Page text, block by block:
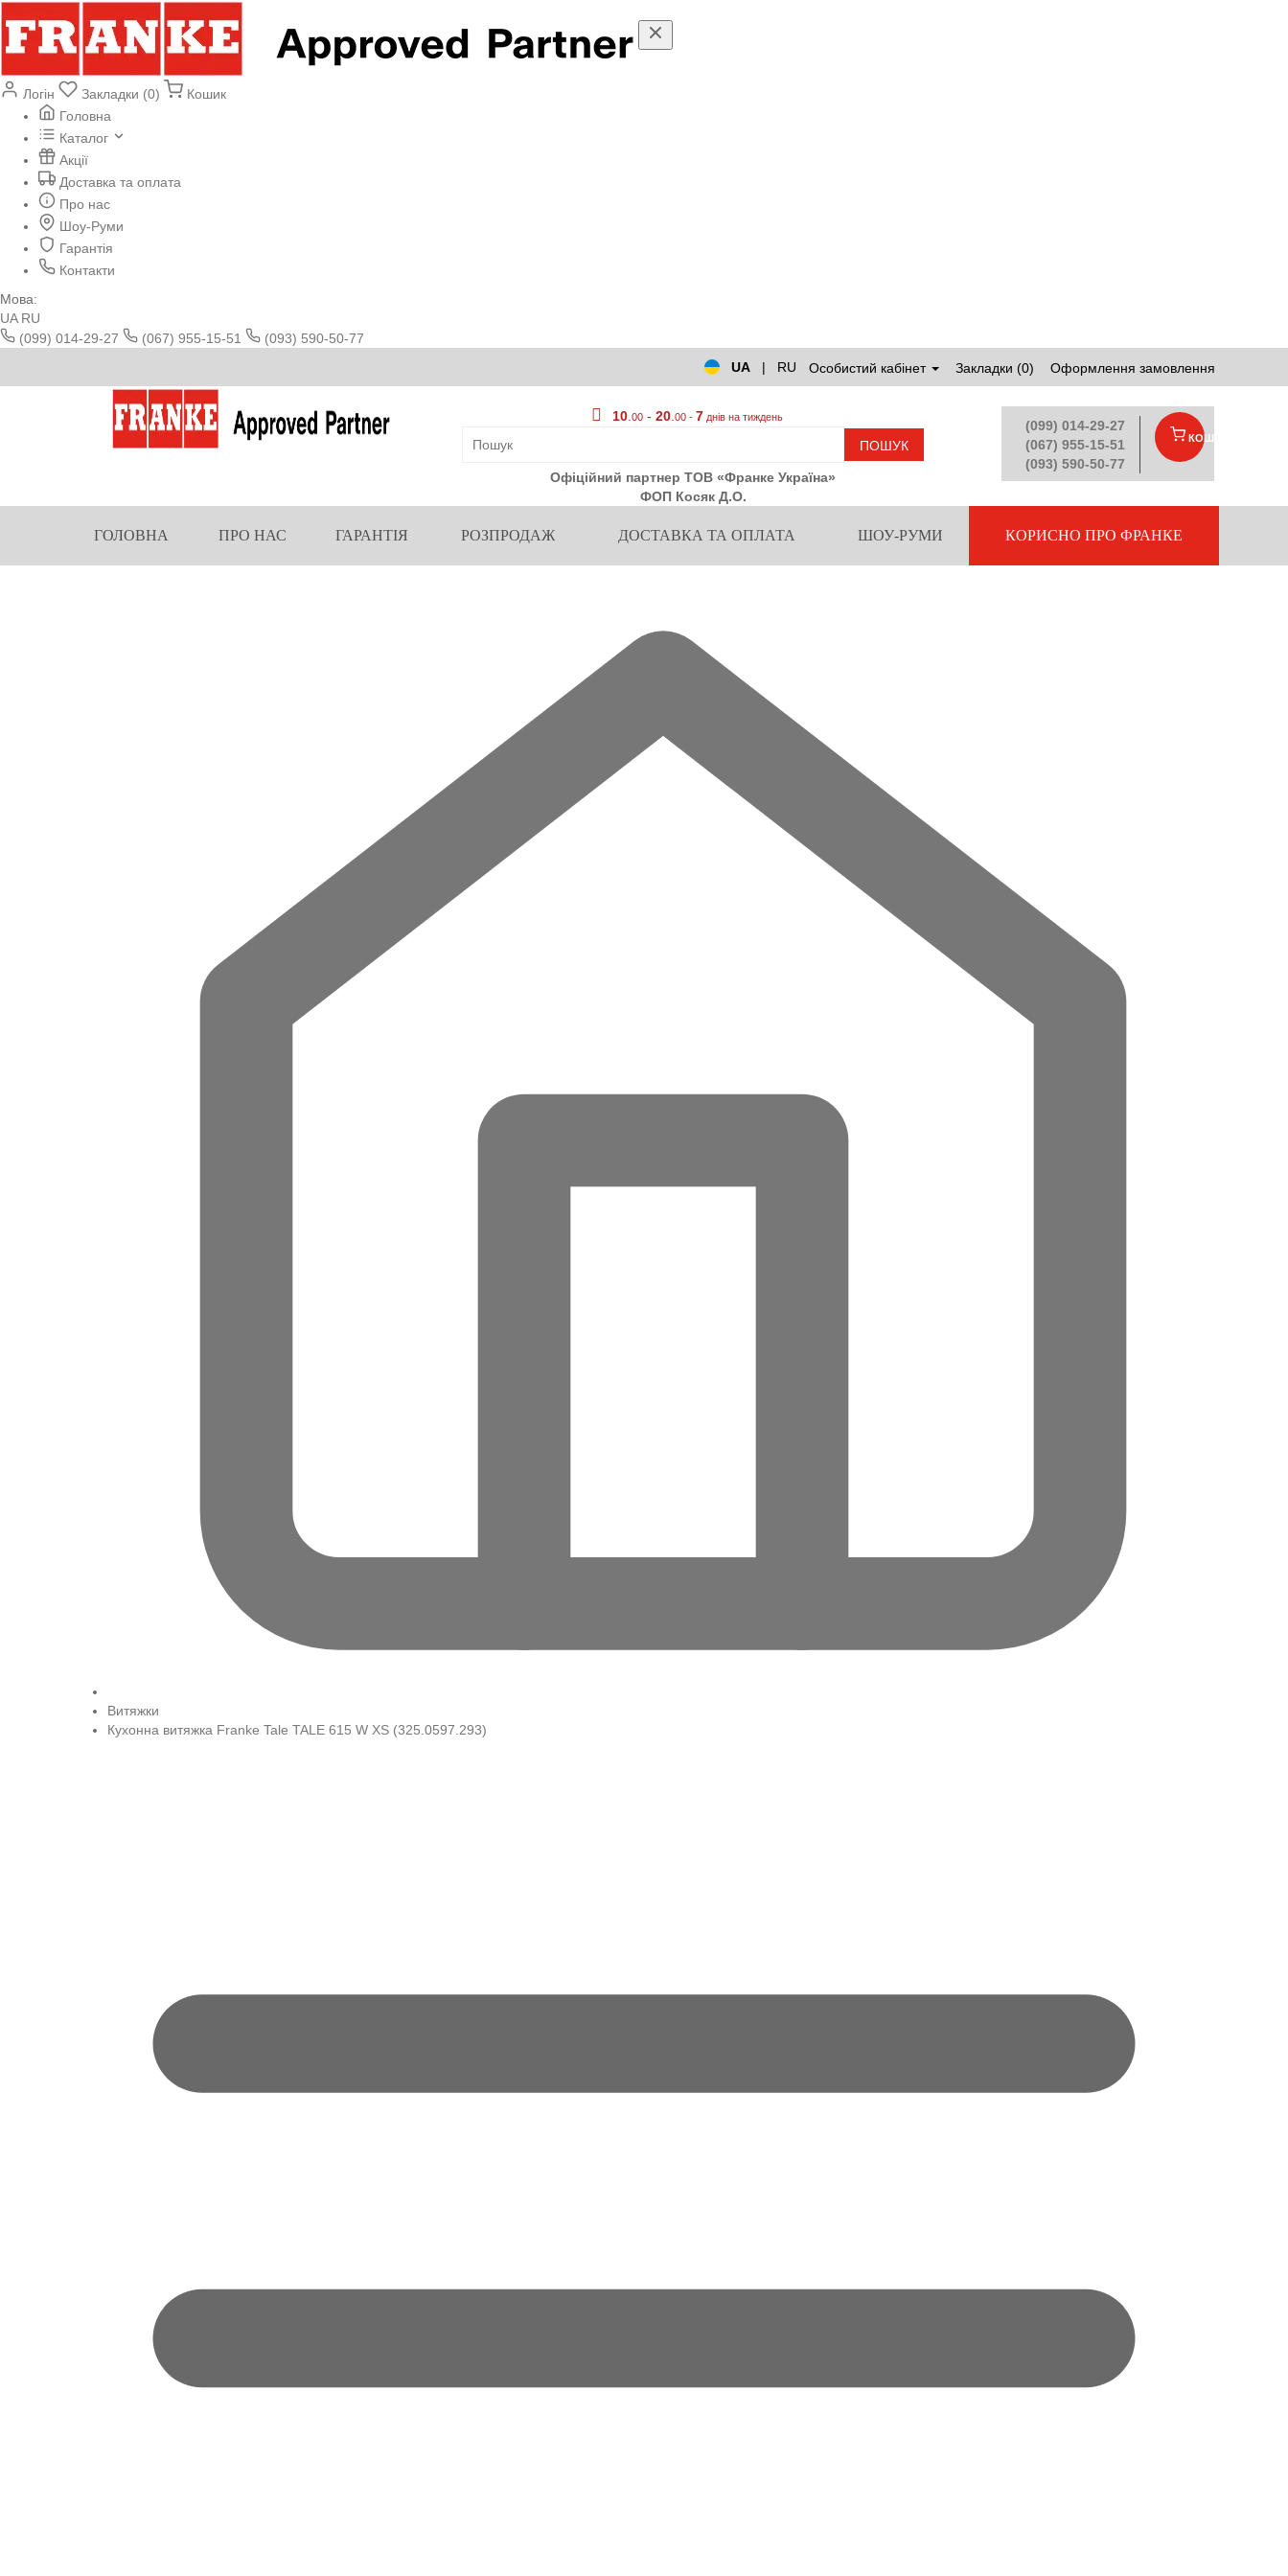
Логін Закладки (0)
Кошик
Головна
Каталог
Акції
Доставка та оплата
Про нас
Шоу-Руми
Гарантія
Контакти
Мова:
UA RU
(099) 014-29-27
(067) 955-15-51
(093) 590-50-77
UA
| RU Особистий кабінет Закладки (0) Оформлення замовлення
10 .00 -20 .00 -7 днів на тиждень
ПОШУК
Офіційний партнер ТОВ «Франке Україна»
ФОП Косяк Д.О.
(099) 014-29-27
(067) 955-15-51
(093) 590-50-77
КОШИК
ГОЛОВНА ПРО НАС ГАРАНТІЯ РОЗПРОДАЖ ДОСТАВКА ТА ОПЛАТА ШОУ-РУМИ КОРИСНО ПРО ФРАНКЕ
Витяжки
Кухонна витяжка Franke Tale TALE 615 W XS (325.0597.293)